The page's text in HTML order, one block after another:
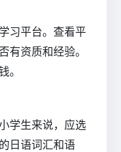
习平台。查看平
有资质和经验。
。
学生来说，应选
日语词汇和语